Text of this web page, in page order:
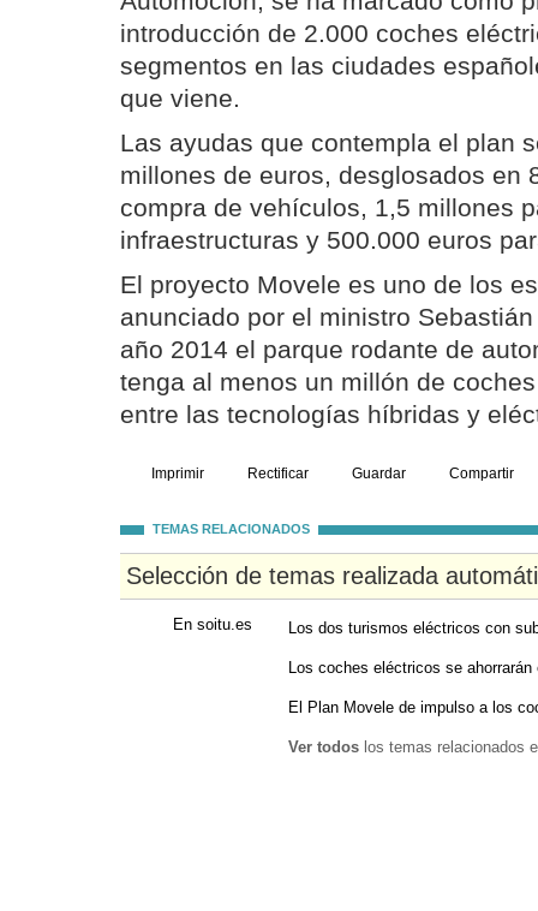
introducción de 2.000 coches
segmentos en las ciudades
que viene.
Las ayudas que contempla el plan
millones de euros, desglosados en
compra de vehículos, 1,5 millones
infraestructuras y 500.000 euros
El proyecto Movele es uno de los
anunciado por el ministro
año 2014 el parque rodante de
tenga al menos un millón de
entre las tecnologías híbridas y
Imprimir Rectificar Guardar Compartir
TEMAS RELACIONADOS
Selección de temas realizada
En soitu.es Los dos turismos eléctricos con
Los coches eléctricos se
El Plan Movele de impulso a los
Ver todos los temas relacionados